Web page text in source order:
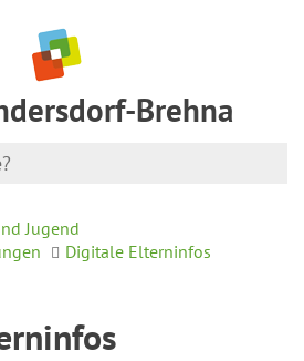
Brehna
Jugend
Digitale Elterninfos